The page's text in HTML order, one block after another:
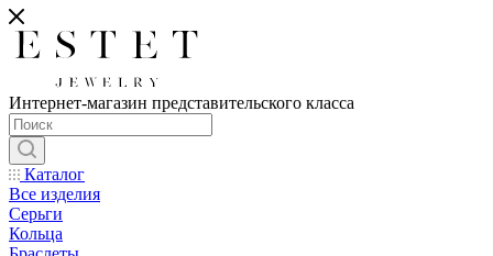
Интернет-магазин представительского класса
Каталог
Все изделия
Серьги
Кольца